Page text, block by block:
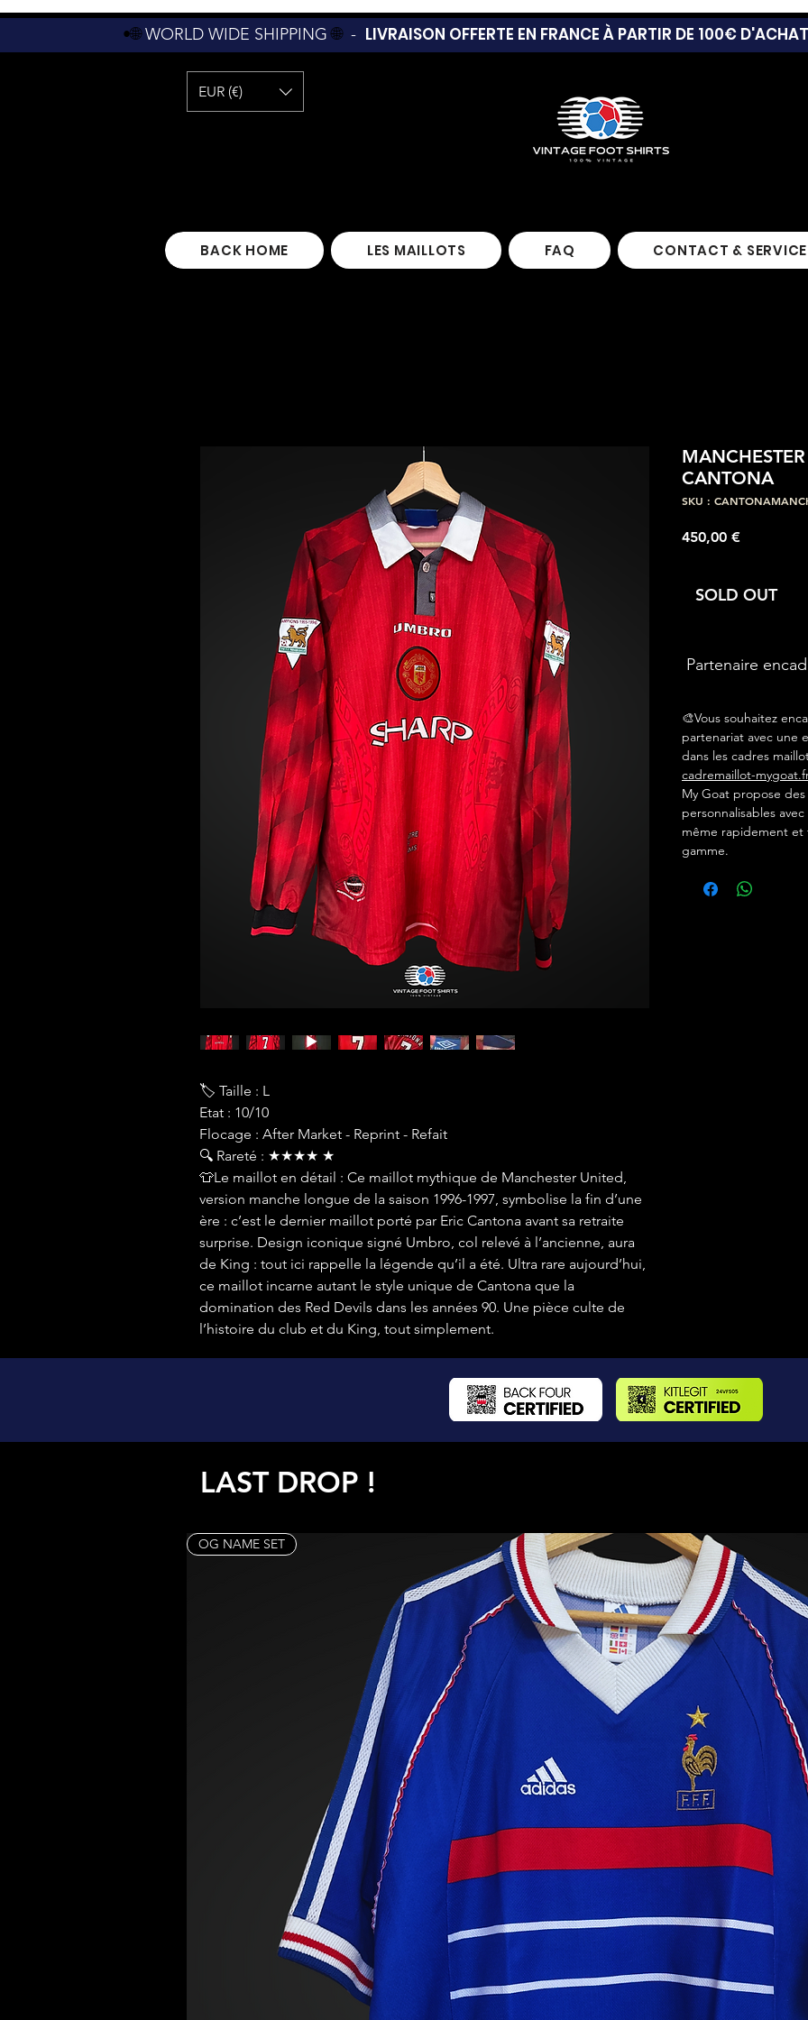
•🌐WORLD WIDE SHIPPING🌐 - LIVRAISON OFFERTE EN FRANCE À PARTIR DE 100€
EUR (€)
BACK HOME LES MAILLOTS FAQ CONTACT &
🏷 Taille : L
Etat : 10/10
Flocage : After Market - Reprint - Refait
🔍 Rareté : ★★★★ ★
👕Le maillot en détail : Ce maillot mythique de Manchester United,
version manche longue de la saison 1996-1997, symbolise la fin d’une
ère : c’est le dernier maillot porté par Eric Cantona avant sa retraite
surprise. Design iconique signé Umbro, col relevé à l’ancienne, aura
de King : tout ici rappelle la légende qu’il a été. Ultra rare aujourd’hui,
ce maillot incarne autant le style unique de Cantona que la
domination des Red Devils dans les années 90. Une pièce culte de
l’histoire du club et du King, tout simplement.
CANTONA
SKU :
450,00 €Prix
SOLD OUT
Partenaire
🎨Vous souhaitez
partenariat avec une
dans les cadres
cadremaillot-
My Goat propose
personnalisables
même rapidement
gamme.
LAST DROP !
OG NAME SET